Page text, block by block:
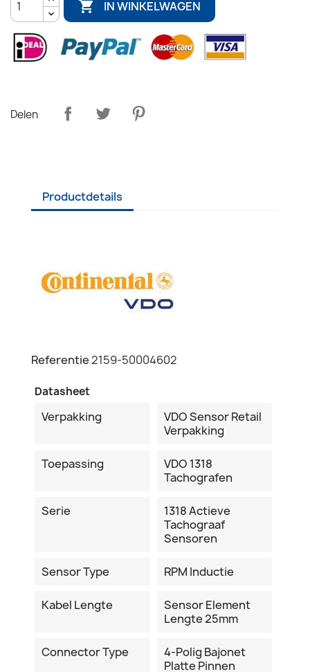
 IN WINKELWAGEN
Delen
Productdetails
Referentie2159-50004602
Datasheet
Verpakking
VDO Sensor Retail
Verpakking
Toepassing
VDO 1318
Tachografen
Serie
1318 Actieve
Tachograaf
Sensoren
Sensor Type RPM Inductie
Kabel Lengte
Sensor Element
Lengte 25mm
Connector Type
4-Polig Bajonet
Platte Pinnen